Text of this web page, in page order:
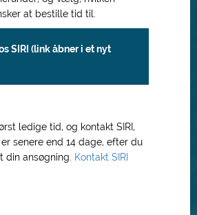
at bestille tid til.
SIRI (link åbner i et nyt
ledige tid, og kontakt SIRI,
senere end 14 dage, efter du
din ansøgning.
Kontakt SIRI